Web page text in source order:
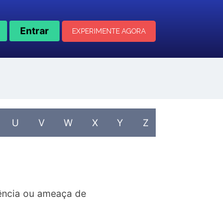
Entrar EXPERIMENTE AGORA
U V W X Y Z
ou ameaça de